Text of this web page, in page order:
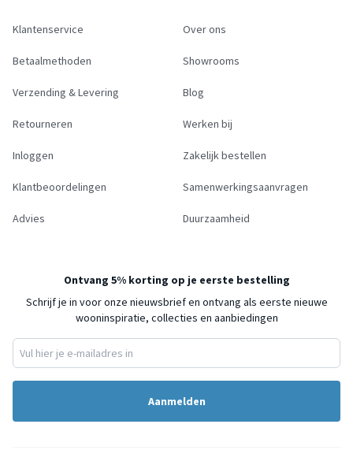
Klantenservice
Betaalmethoden
Verzending & Levering
Retourneren
Inloggen
Klantbeoordelingen
Advies
Over ons
Showrooms
Blog
Werken bij
Zakelijk bestellen
Samenwerkingsaanvragen
Duurzaamheid
Ontvang 5% korting op je eerste bestelling
Schrijf je in voor onze nieuwsbrief en ontvang als eerste nieuwe
wooninspiratie, collecties en aanbiedingen
Aanmelden